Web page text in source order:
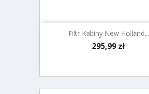
Filtr Kabiny New Holland...
Cena
295,99 zł